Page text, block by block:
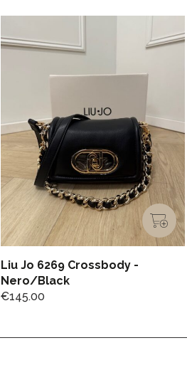
Liu Jo 6269 Crossbody -
Nero/Black
€145.00